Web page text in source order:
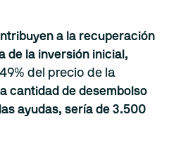
a la recuperación
de la inversión inicial,
del precio de la
la cantidad de desembolso
ayudas, sería de 3.500